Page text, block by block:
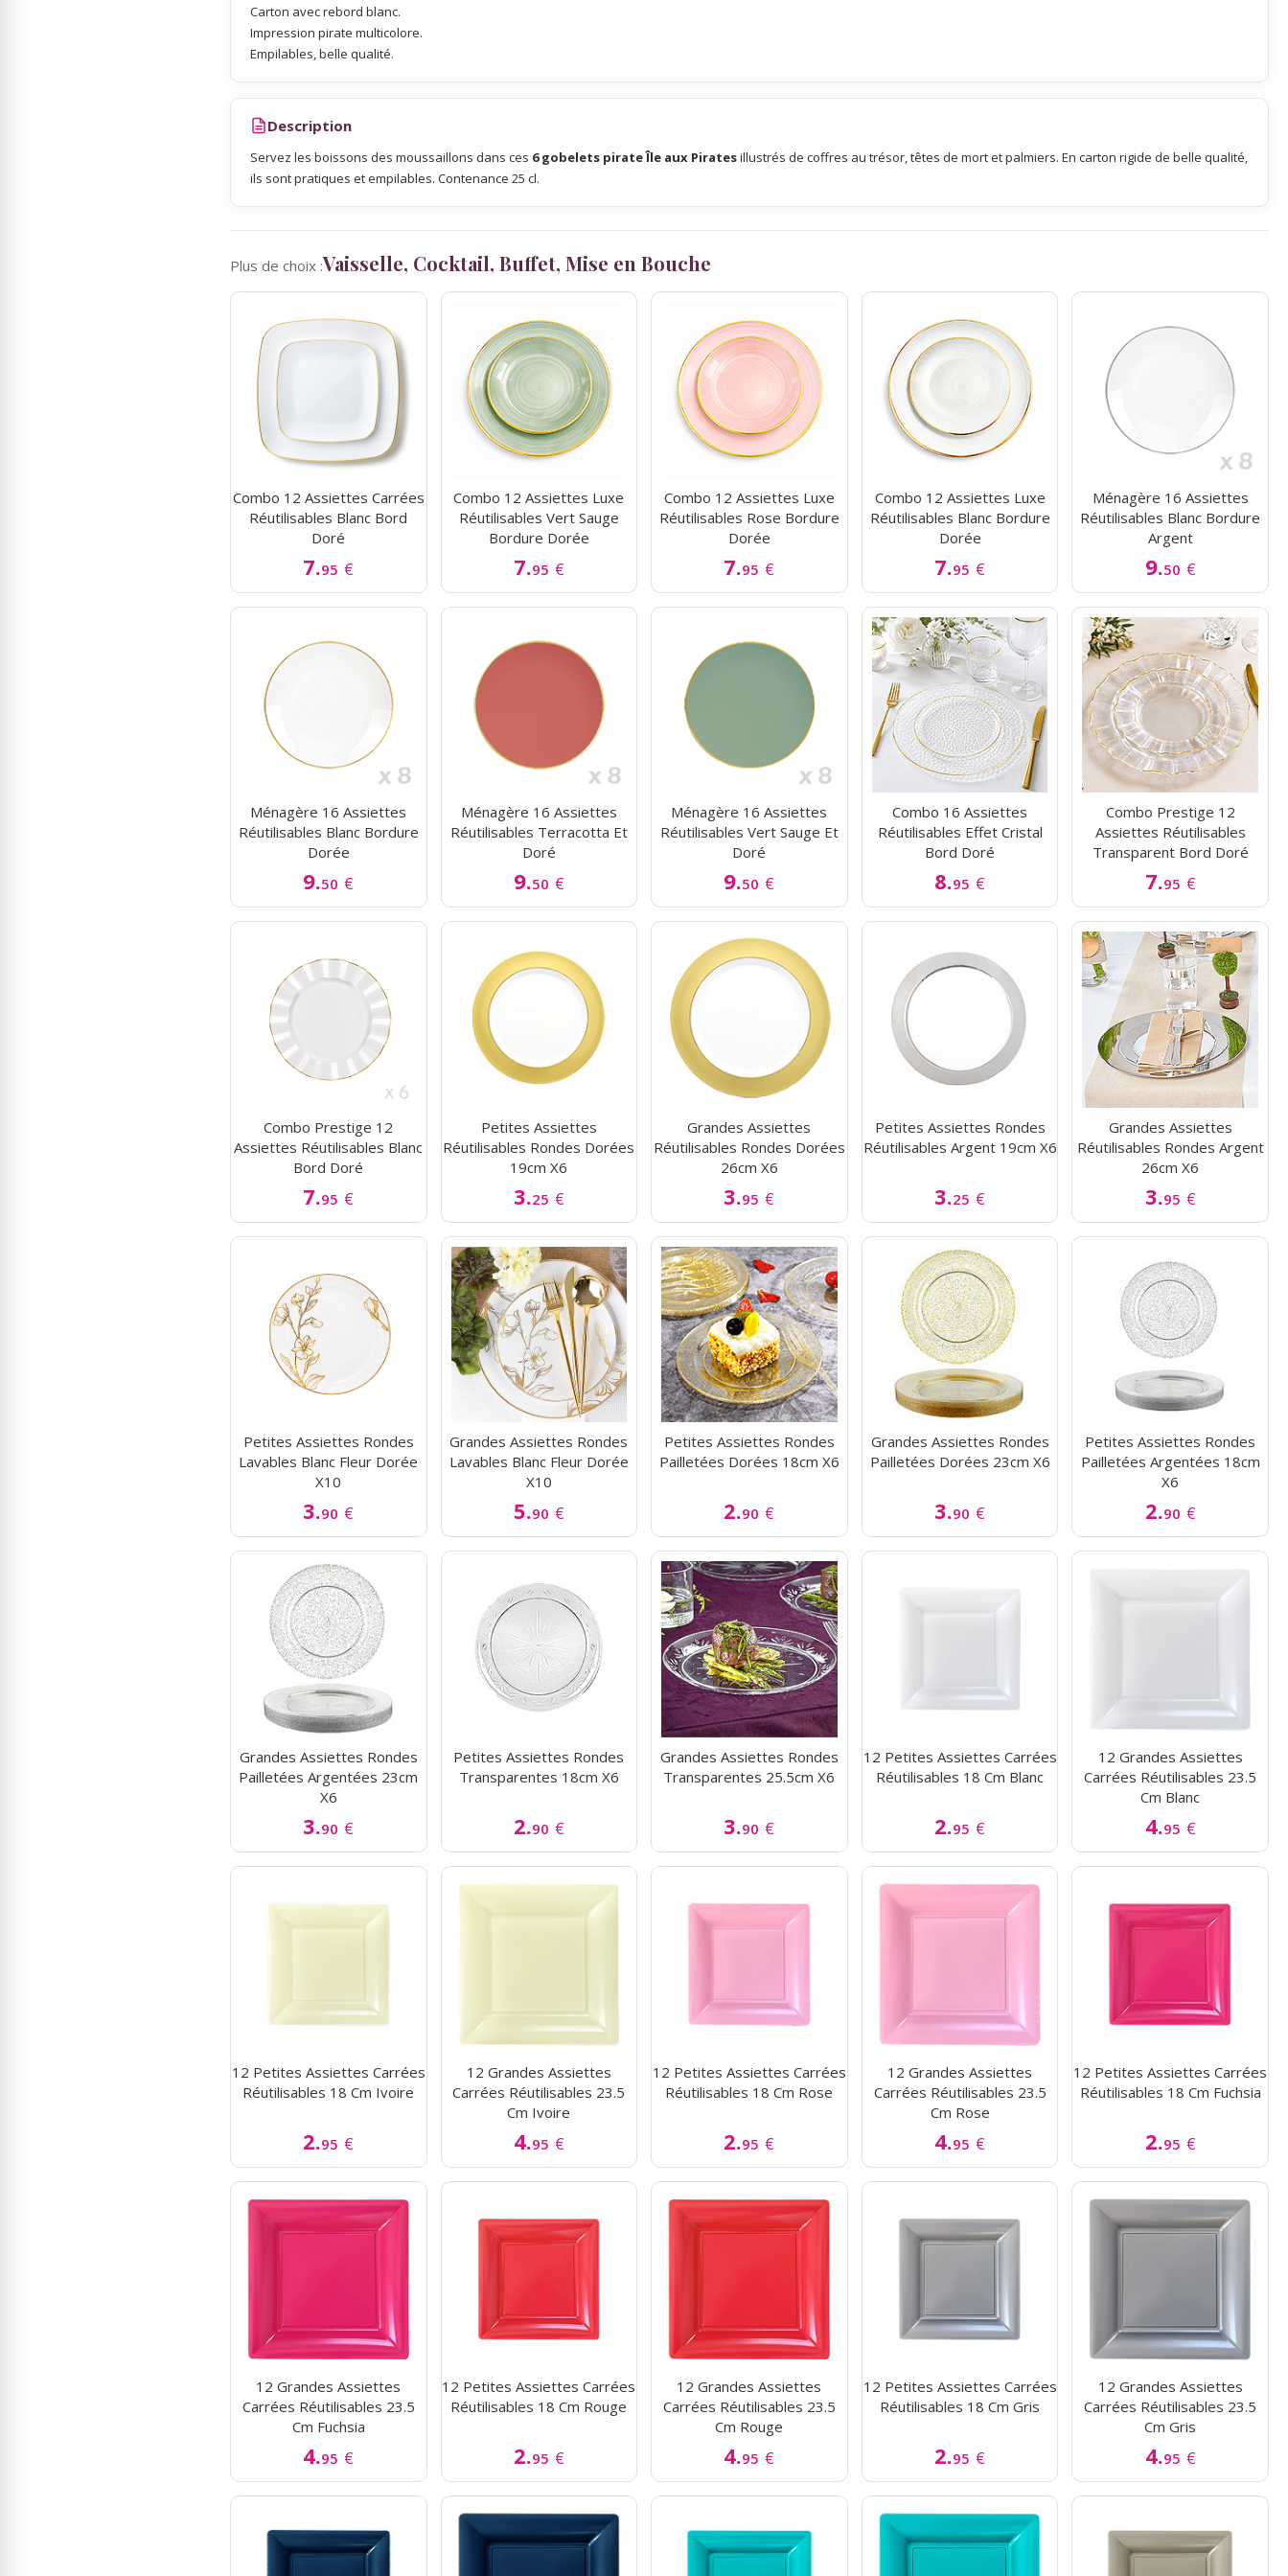
Carton avec rebord blanc.
Impression pirate multicolore.
Empilables, belle qualité.
Description
Servez les boissons des moussaillons dans ces 6 gobelets pirate Île aux Piratesillustrés de coffres au trésor, têtes de mort et palmiers. En carton rigide de belle qualité,
ils sont pratiques et empilables. Contenance 25 cl.
Plus de choix :Vaisselle, Cocktail, Buffet, Mise en Bouche
Combo 12 Assiettes Carrées
Réutilisables Blanc Bord
Doré
7.95 €
Combo 12 Assiettes Luxe
Réutilisables Vert Sauge
Bordure Dorée
7.95 €
Combo 12 Assiettes Luxe
Réutilisables Rose Bordure
Dorée
7.95 €
Combo 12 Assiettes Luxe
Réutilisables Blanc Bordure
Dorée
7.95 €
Ménagère 16 Assiettes
Réutilisables Blanc Bordure
Argent
9.50 €
Ménagère 16 Assiettes
Réutilisables Blanc Bordure
Dorée
9.50 €
Ménagère 16 Assiettes
Réutilisables Terracotta Et
Doré
9.50 €
Ménagère 16 Assiettes
Réutilisables Vert Sauge Et
Doré
9.50 €
Combo 16 Assiettes
Réutilisables Effet Cristal
Bord Doré
8.95 €
Combo Prestige 12
Assiettes Réutilisables
Transparent Bord Doré
7.95 €
Combo Prestige 12
Assiettes Réutilisables Blanc
Bord Doré
7.95 €
Petites Assiettes
Réutilisables Rondes Dorées
19cm X6
3.25 €
Grandes Assiettes
Réutilisables Rondes Dorées
26cm X6
3.95 €
Petites Assiettes Rondes
Réutilisables Argent 19cm X6
3.25 €
Grandes Assiettes
Réutilisables Rondes Argent
26cm X6
3.95 €
Petites Assiettes Rondes
Lavables Blanc Fleur Dorée
X10
3.90 €
Grandes Assiettes Rondes
Lavables Blanc Fleur Dorée
X10
5.90 €
Petites Assiettes Rondes
Pailletées Dorées 18cm X6
2.90 €
Grandes Assiettes Rondes
Pailletées Dorées 23cm X6
3.90 €
Petites Assiettes Rondes
Pailletées Argentées 18cm
X6
2.90 €
Grandes Assiettes Rondes
Pailletées Argentées 23cm
X6
3.90 €
Petites Assiettes Rondes
Transparentes 18cm X6
2.90 €
Grandes Assiettes Rondes
Transparentes 25.5cm X6
3.90 €
12 Petites Assiettes Carrées
Réutilisables 18 Cm Blanc
2.95 €
12 Grandes Assiettes
Carrées Réutilisables 23.5
Cm Blanc
4.95 €
12 Petites Assiettes Carrées
Réutilisables 18 Cm Ivoire
2.95 €
12 Grandes Assiettes
Carrées Réutilisables 23.5
Cm Ivoire
4.95 €
12 Petites Assiettes Carrées
Réutilisables 18 Cm Rose
2.95 €
12 Grandes Assiettes
Carrées Réutilisables 23.5
Cm Rose
4.95 €
12 Petites Assiettes Carrées
Réutilisables 18 Cm Fuchsia
2.95 €
12 Grandes Assiettes
Carrées Réutilisables 23.5
Cm Fuchsia
4.95 €
12 Petites Assiettes Carrées
Réutilisables 18 Cm Rouge
2.95 €
12 Grandes Assiettes
Carrées Réutilisables 23.5
Cm Rouge
4.95 €
12 Petites Assiettes Carrées
Réutilisables 18 Cm Gris
2.95 €
12 Grandes Assiettes
Carrées Réutilisables 23.5
Cm Gris
4.95 €